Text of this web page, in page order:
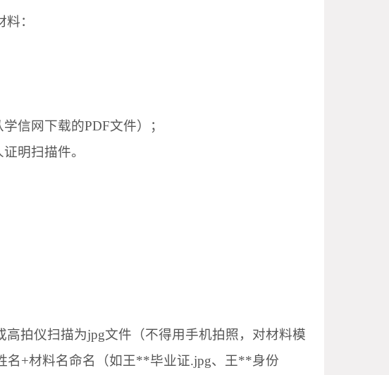
料：
学信网下载的PDF文件）
；
明扫描件。
高拍仪扫描为jpg文件（不得用手机拍照， 对材料模
名+材料名命名（如王**毕业证.jpg、王**身份